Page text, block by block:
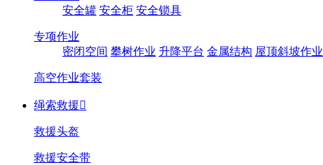
安全罐 安全柜 安全锁具
专项作业
密闭空间 攀树作业 升降平台 金属结构 屋顶斜坡作业
高空作业套装
绳索救援
救援头盔
救援安全带